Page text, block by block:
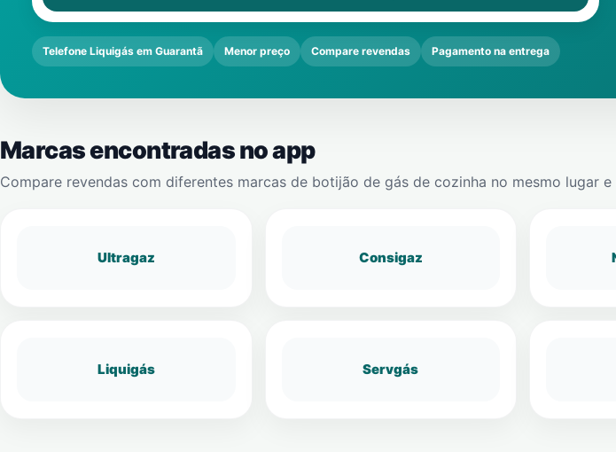
Telefone Liquigás em Guarantã Menor preço Compare revendas Pagamento na entrega
Marcas encontradas no app
Compare revendas com diferentes marcas de botijão de gás de cozinha no mesmo lugar
Ultragaz Consigaz
Liquigás Servgás